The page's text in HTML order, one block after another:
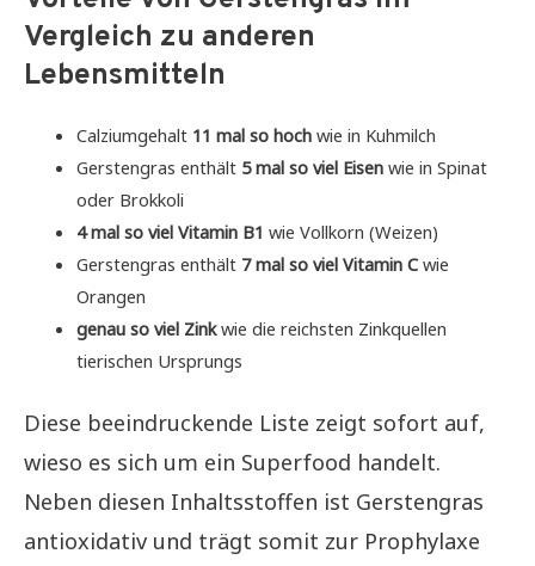
Vergleich zu anderen
Lebensmitteln
Calziumgehalt 11 mal so hochwie in Kuhmilch
Gerstengras enthält 5 mal so viel Eisenwie in Spinat
oder Brokkoli
4 mal so viel Vitamin B1 wie Vollkorn (Weizen)
Gerstengras enthält7 mal so viel Vitamin Cwie
Orangen
genau so viel Zinkwie die reichsten Zinkquellen
tierischen Ursprungs
Diese beeindruckende Liste zeigt sofort auf,
wieso es sich um ein Superfood handelt.
Neben diesen Inhaltsstoffen ist Gerstengras
antioxidativ und trägt somit zur Prophylaxe